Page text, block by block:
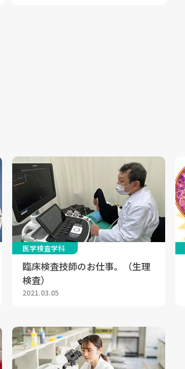
医学検査学科
臨床検査技師のお仕事。（生理
検査）
2021.03.05